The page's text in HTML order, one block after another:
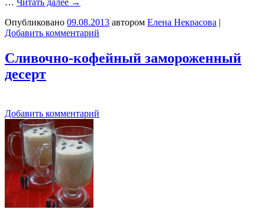
… Читать далее →
Опубликовано 09.08.2013 автором Елена Некрасова |
Добавить комментарий
Сливочно-кофейный замороженный
десерт
Добавить комментарий